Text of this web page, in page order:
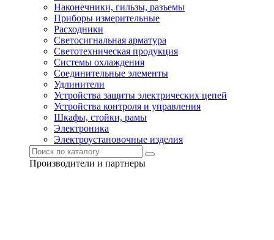
Наконечники, гильзы, разъемы
Приборы измерительные
Расходники
Светосигнальная арматура
Светотехническая продукция
Системы охлаждения
Соединительные элементы
Удлинители
Устройства защиты электрических цепей
Устройства контроля и управления
Шкафы, стойки, рамы
Электроника
Электроустановочные изделия
Производители и партнеры